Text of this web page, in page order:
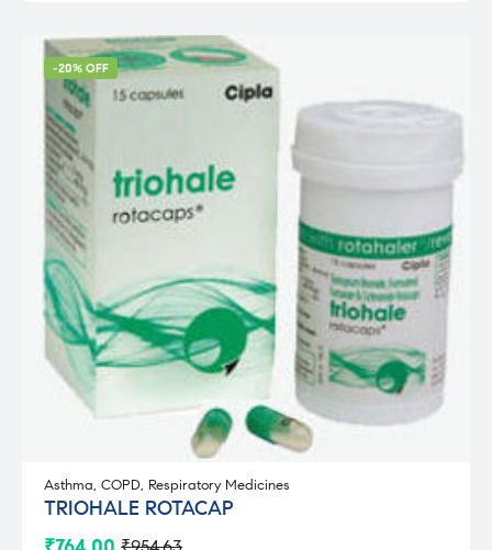
-20% OFF
Asthma, COPD, Respiratory Medicines
TRIOHALE ROTACAP